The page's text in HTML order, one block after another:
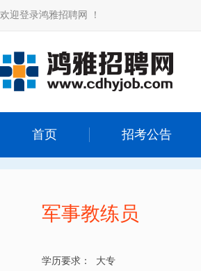
欢迎登录鸿雅招聘网 ！
首页 招考公告
军事教练员
学历要求： 大专